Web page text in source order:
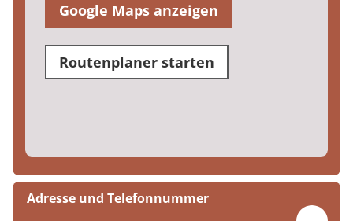
Google Maps anzeigen
Routenplaner starten
Adresse und Telefonnummer